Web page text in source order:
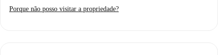
Porque não posso visitar a propriedade?